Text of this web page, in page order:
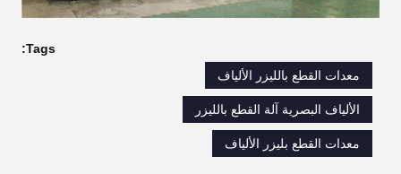
Tags:
معدات القطع بالليزر الألياف
الألياف البصرية آلة القطع بالليزر
معدات القطع بليزر الألياف